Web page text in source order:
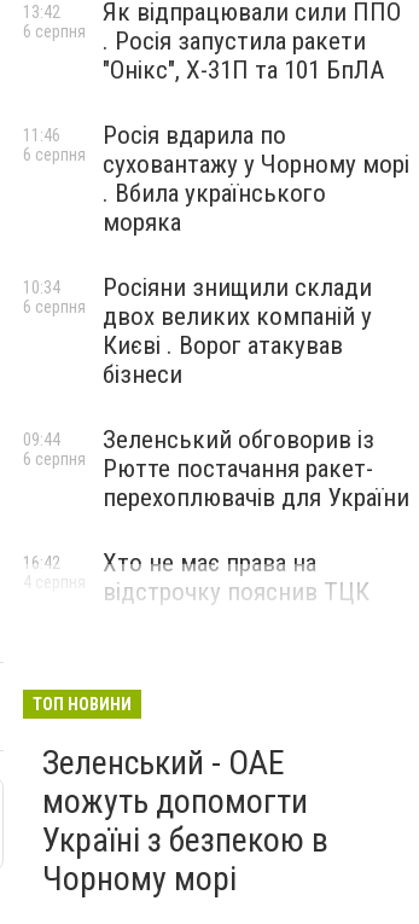
Як відпрацювали сили ППО
. Росія запустила ракети
"Онікс", Х-31П та 101 БпЛА
13:42
6 серпня
Росія вдарила по
суховантажу у Чорному морі
. Вбила українського
моряка
11:46
6 серпня
Росіяни знищили склади
двох великих компаній у
Києві . Ворог атакував
бізнеси
10:34
6 серпня
Зеленський обговорив із
Рютте постачання ракет-
перехоплювачів для України
09:44
6 серпня
Хто не має права на
відстрочку пояснив ТЦК
16:42
4 серпня
ТОП НОВИНИ
Зеленський - ОАЕ
можуть допомогти
Україні з безпекою в
Чорному морі